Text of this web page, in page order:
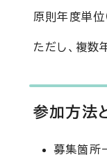
原則年度単位
ただし、複数
参加方法
募集箇所